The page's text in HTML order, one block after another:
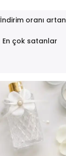
İndirim oranı artan
En çok satanlar